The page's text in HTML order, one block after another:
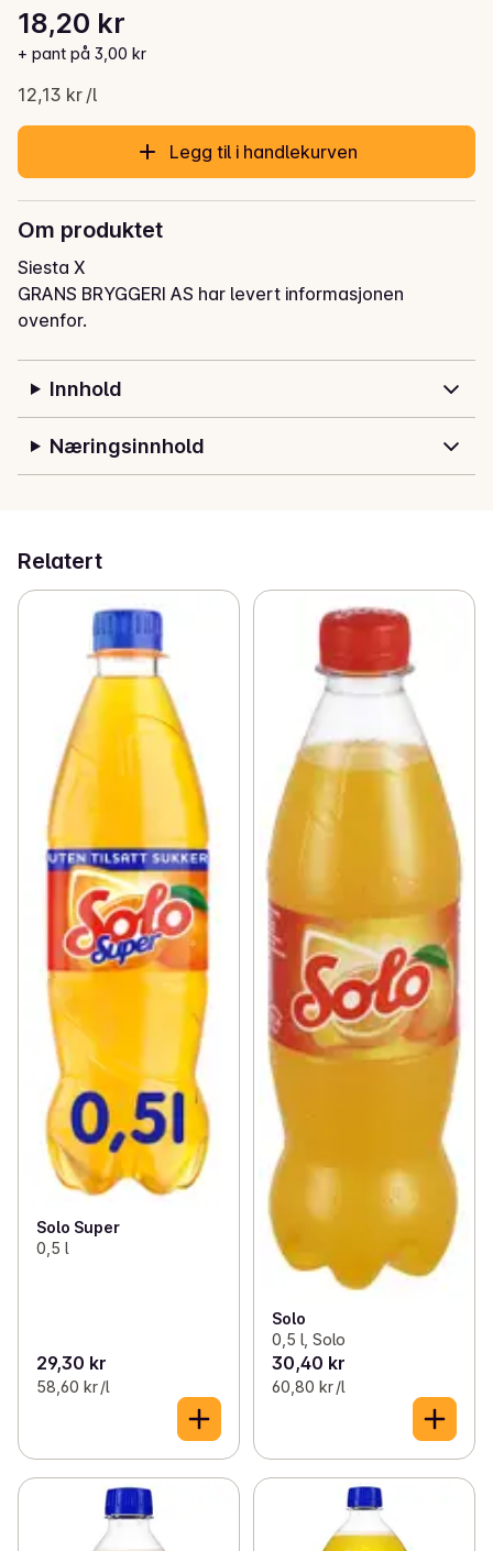
Gjeldende pris er: 18,20 kr
18,20 kr
+ pant på 3,00 kr
12,13 kr /l
Stykkpris: 12,13 kr /l
Legg til i handlekurven
Om produktet
Siesta X
GRANS BRYGGERI AS har levert informasjonen
ovenfor.
Innhold
Næringsinnhold
Relatert
Solo Super
0,5 l
29,30 kr
58,60 kr /l
Solo
0,5 l, Solo
30,40 kr
60,80 kr /l